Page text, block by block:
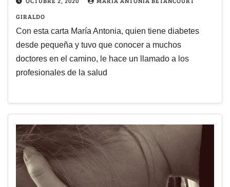
GIRALDO
Con esta carta María Antonia, quien tiene diabetes
desde pequeña y tuvo que conocer a muchos
doctores en el camino, le hace un llamado a los
profesionales de la salud